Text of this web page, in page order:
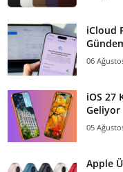
iCloud
06
iOS 27
Geliyor
05
Apple